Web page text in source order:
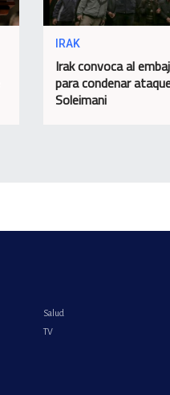
IRAK
Irak convoca al
para condenar
Soleimani
Salud
TV